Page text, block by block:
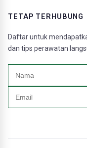
TETAP TERHUBUNG
Daftar untuk
dan tips perawatan